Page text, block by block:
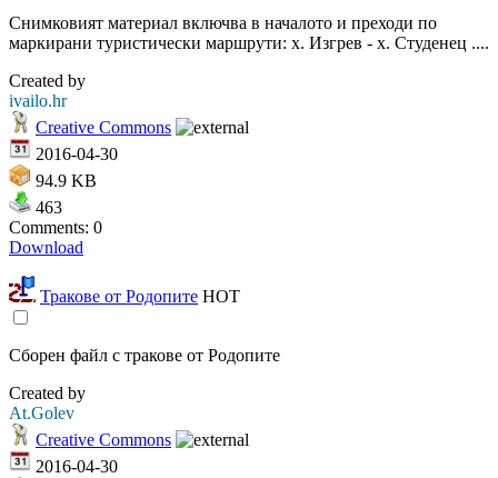
Снимковият материал включва в началото и преходи по
маркирани туристически маршрути: х. Изгрев - х. Студенец ....
Created by
ivailo.hr
Creative Commons
2016-04-30
94.9 KB
463
Comments: 0
Download
Тракове от Родопите HOT
Сборен файл с тракове от Родопите
Created by
At.Golev
Creative Commons
2016-04-30